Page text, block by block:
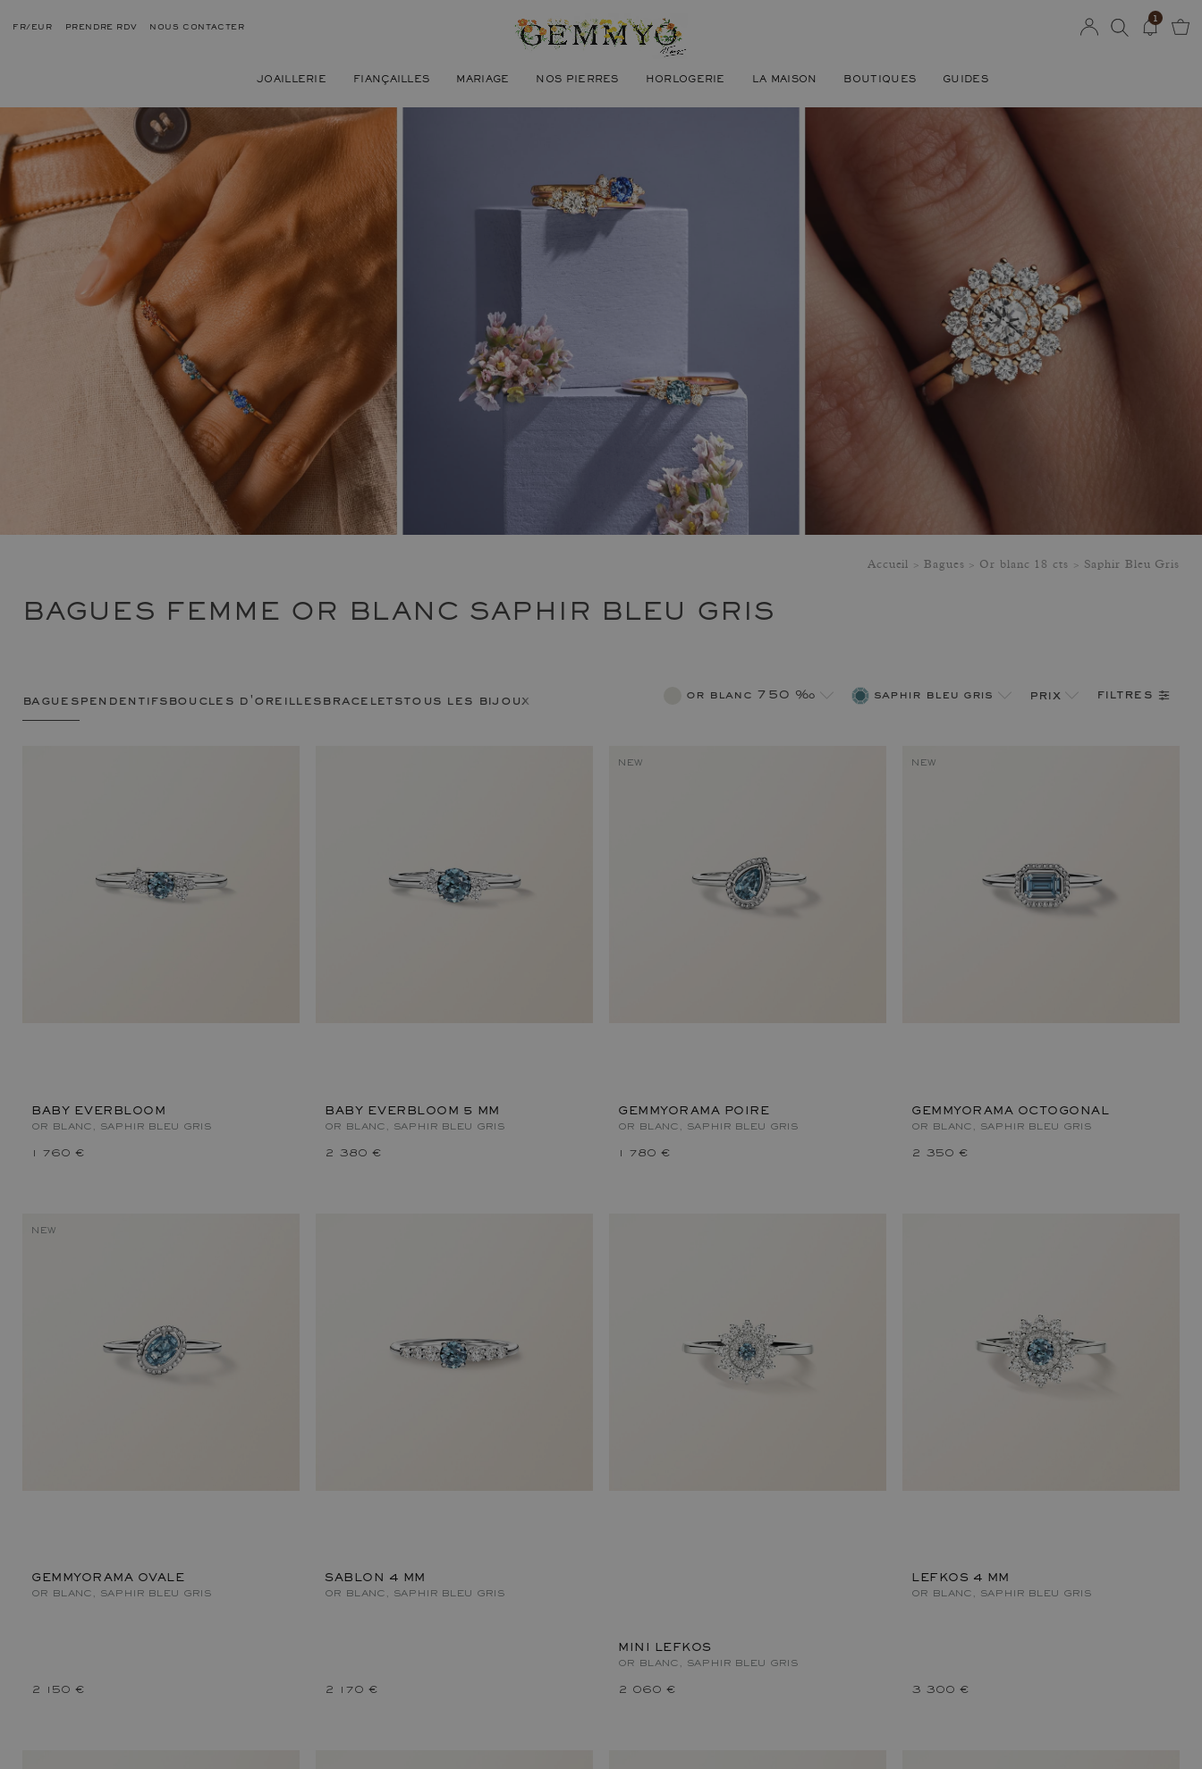
FR/EUR PRENDRE RDV NOUS CONTACTER
JOAILLERIE FIANÇAILLES MARIAGE NOS PIERRES HORLOGERIE LA MAISON BOUTIQUES GUIDES
1
Accueil Bagues Or blanc 18 cts Saphir Bleu Gris
BAGUES FEMME OR BLANC SAPHIR BLEU GRIS
bagues pendentifs boucles d'oreilles braceletstous les bijoux femme or blanc 750 ‰ saphir bleu gris prix filtres
BABY EVERBLOOM
OR BLANC, SAPHIR BLEU GRIS
1 760 €
BABY EVERBLOOM 5 MM
OR BLANC, SAPHIR BLEU GRIS
2 380 €
NEW
GEMMYORAMA POIRE
OR BLANC, SAPHIR BLEU GRIS
1 780 €
NEW
GEMMYORAMA OCTOGONAL
OR BLANC, SAPHIR BLEU GRIS
2 350 €
NEW
GEMMYORAMA OVALE
OR BLANC, SAPHIR BLEU GRIS
2 150 €
SABLON 4 MM
OR BLANC, SAPHIR BLEU GRIS
2 170 €
MINI LEFKOS
OR BLANC, SAPHIR BLEU GRIS
2 060 €
LEFKOS 4 MM
OR BLANC, SAPHIR BLEU GRIS
3 300 €